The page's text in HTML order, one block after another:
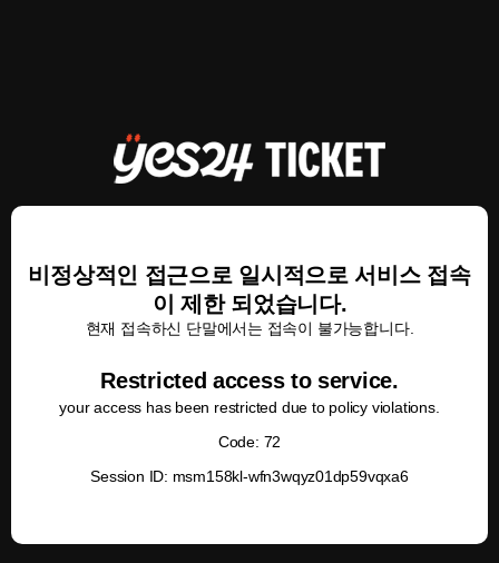
비정상적인 접근으로 일시적으로 서비스 접속
이 제한 되었습니다.
현재 접속하신 단말에서는 접속이 불가능합니다.
Restricted access to service.
your access has been restricted due to policy violations.
Code: 72
Session ID: msm158kl-wfn3wqyz01dp59vqxa6